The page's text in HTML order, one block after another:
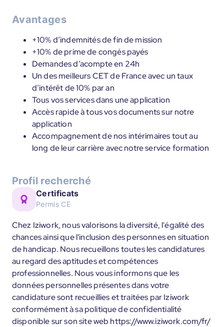
Avantages
+10% d’indemnités de fin de mission
+10% de prime de congés payés
Demandes d’acompte en 24h
Un des meilleurs CET de France avec un taux
d’intérêt de 10% par an
Tous vos services dans une application
Accès rapide à tous vos documents sur notre
application
Accompagnement de nos intérimaires tout au
long de leur carrière avec notre service formation
Profil recherché
Certificats
Permis CE
Chez Iziwork, nous valorisons la diversité, l'égalité des
chances ainsi que l'inclusion des personnes en situation
de handicap. Nous recueillons toutes les candidatures
au regard des aptitudes et compétences
professionnelles. Nous vous informons que les
données personnelles présentes dans votre
candidature sont recueillies et traitées par Iziwork
conformément à sa politique de confidentialité
disponible sur son site web https://www.iziwork.com/fr/